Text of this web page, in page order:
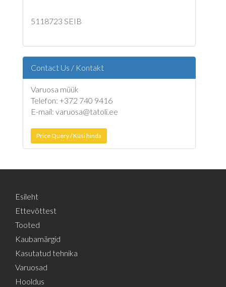
5118723 SEIB
Contact Us / Kontakt
Varuosa müük
Telefon: +372 740 9416
E-mail: varuosa@tatoli.ee
Price Query / Küsi hinda
Esileht
Ettevõttest
Tooted
Kaubamärgid
Kasutatud tehnika
Varuosad
Hooldus